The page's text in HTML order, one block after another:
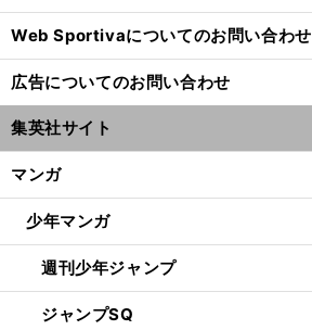
Web Sportivaについてのお問い合わせ
広告についてのお問い合わせ
集英社サイト
マンガ
少年マンガ
週刊少年ジャンプ
ジャンプSQ